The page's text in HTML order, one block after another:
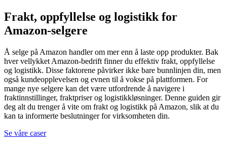
Frakt, oppfyllelse og logistikk for
Amazon-selgere
Å selge på Amazon handler om mer enn å laste opp produkter. Bak
hver vellykket Amazon-bedrift finner du effektiv frakt, oppfyllelse
og logistikk. Disse faktorene påvirker ikke bare bunnlinjen din, men
også kundeopplevelsen og evnen til å vokse på plattformen. For
mange nye selgere kan det være utfordrende å navigere i
fraktinnstillinger, fraktpriser og logistikkløsninger. Denne guiden gir
deg alt du trenger å vite om frakt og logistikk på Amazon, slik at du
kan ta informerte beslutninger for virksomheten din.
Se våre caser